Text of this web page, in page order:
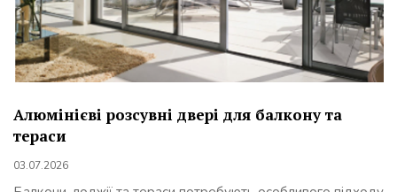
Алюмінієві розсувні двері для балкону та
тераси
03.07.2026